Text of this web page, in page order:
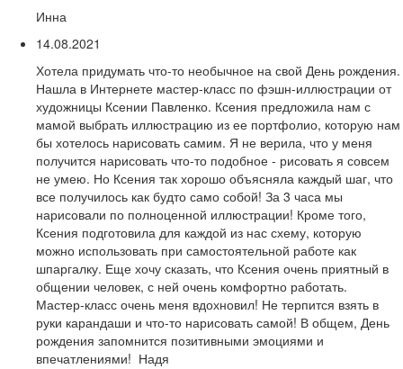
Инна
14.08.2021
Хотела придумать что-то необычное на свой День рождения.
Нашла в Интернете мастер-класс по фэшн-иллюстрации от
художницы Ксении Павленко. Ксения предложила нам с
мамой выбрать иллюстрацию из ее портфолио, которую нам
бы хотелось нарисовать самим. Я не верила, что у меня
получится нарисовать что-то подобное - рисовать я совсем
не умею. Но Ксения так хорошо объясняла каждый шаг, что
все получилось как будто само собой! За 3 часа мы
нарисовали по полноценной иллюстрации! Кроме того,
Ксения подготовила для каждой из нас схему, которую
можно использовать при самостоятельной работе как
шпаргалку. Еще хочу сказать, что Ксения очень приятный в
общении человек, с ней очень комфортно работать.
Мастер-класс очень меня вдохновил! Не терпится взять в
руки карандаши и что-то нарисовать самой! В общем, День
рождения запомнится позитивными эмоциями и
впечатлениями! Надя